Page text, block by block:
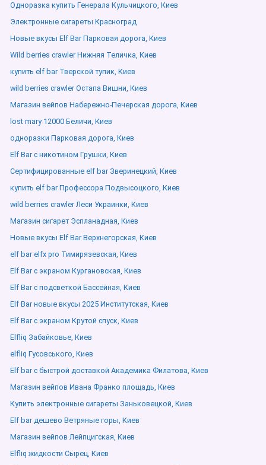
Одноразка купить Генерала Кульчицкого, Киев
Электронные сигареты Красноград
Новые вкусы Elf Bar Парковая дорога, Киев
Wild berries crawler Нижняя Теличка, Киев
купить elf bar Тверской тупик, Киев
wild berries crawler Остапа Вишни, Киев
Магазин вейпов Набережно-Печерская дорога, Киев
lost mary 12000 Беличи, Киев
одноразки Парковая дорога, Киев
Elf Bar с никотином Грушки, Киев
Сертифицированные elf bar Зверинецкий, Киев
купить elf bar Профессора Подвысоцкого, Киев
wild berries crawler Леси Украинки, Киев
Магазин сигарет Эспланадная, Киев
Новые вкусы Elf Bar Верхнегорская, Киев
elf bar elfx pro Тимирязевская, Киев
Elf Bar с экраном Кургановская, Киев
Elf Bar с подсветкой Бассейная, Киев
Elf Bar новые вкусы 2025 Институтская, Киев
Elf Bar с экраном Крутой спуск, Киев
Elfliq Забайковье, Киев
elfliq Гусовського, Киев
Elf bar с быстрой доставкой Академика Филатова, Киев
Магазин вейпов Ивана Франко площадь, Киев
Купить электронные сигареты Заньковецкой, Киев
Elf bar дешево Ветряные горы, Киев
Магазин вейпов Лейпцигская, Киев
Elfliq жидкости Сырец, Киев